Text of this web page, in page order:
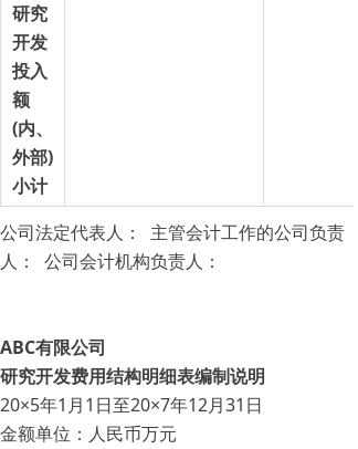
研究
开发
投入
额
(内、
外部)
小计
公司法定代表人： 主管会计工作的公司负责
人： 公司会计机构负责人：
ABC有限公司
研究开发费用结构明细表编制说明
20×5年1月1日至20×7年12月31日
金额单位：人民币万元